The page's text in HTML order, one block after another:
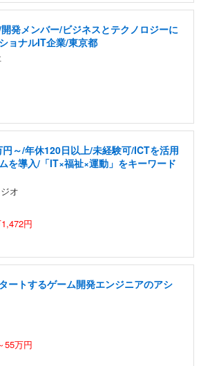
発メンバー/ビジネスとテクノロジーに
ョナルIT企業/東京都
～/年休120日以上/未経験可/ICTを活用
を導入/「IT×福祉×運動」をキーワード
オ
円
ートするゲーム開発エンジニアのアシ
55万円